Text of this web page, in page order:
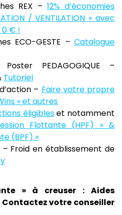
REX –12% d’économies
/ VENTILATION » avec
0 € !
ECO-GESTE – Catalogue
PEDAGOGIQUE –
Tutoriel
– Faire votre propre
» et autres
éligibleset notamment
Flottante (HPF) » &
(BPF) »
– Froid en établissement de
» à creuser : Aides
votre conseiller